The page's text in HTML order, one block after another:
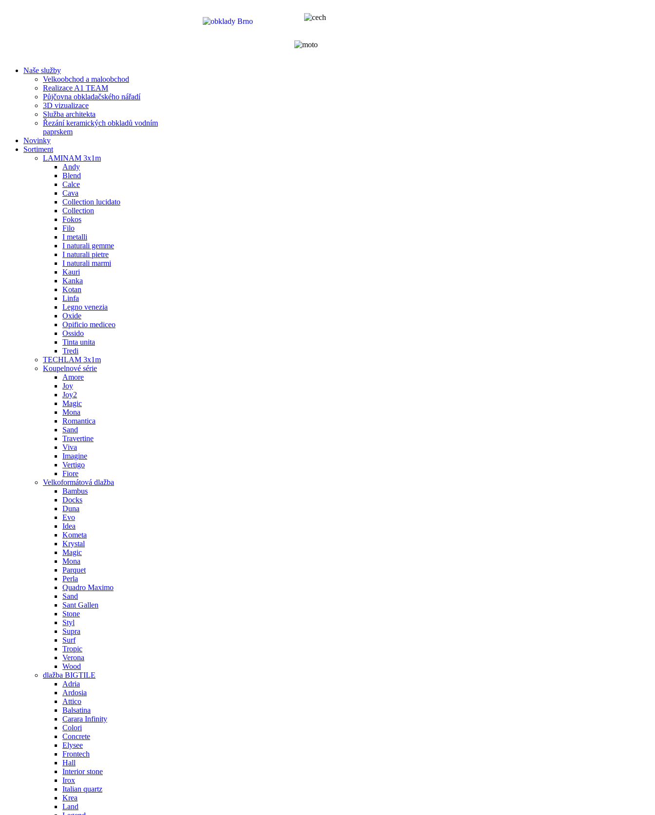
Naše služby
Velkoobchod a maloobchod
Realizace A1 TEAM
Půjčovna obkladačského nářadí
3D vizualizace
Služba architekta
Řezání keramických obkladů vodním
paprskem
Novinky
Sortiment
LAMINAM 3x1m
Andy
Blend
Calce
Cava
Collection lucidato
Collection
Fokos
Filo
I metalli
I naturali gemme
I naturali pietre
I naturali marmi
Kauri
Kanka
Kotan
Linfa
Legno venezia
Oxide
Opificio mediceo
Ossido
Tinta unita
Tredi
TECHLAM 3x1m
Koupelnové série
Amore
Joy
Joy2
Magic
Mona
Romantica
Sand
Travertine
Viva
Imagine
Vertigo
Fiore
Velkoformátová dlažba
Bambus
Docks
Duna
Evo
Idea
Kometa
Krystal
Magic
Mona
Parquet
Perla
Quadro Maximo
Sand
Sant Gallen
Stone
Styl
Supra
Surf
Tropic
Verona
Wood
dlažba BIGTILE
Adria
Ardosia
Attico
Balsatina
Carara Infinity
Colori
Concrete
Elysee
Frontech
Hall
Interior stone
Irox
Italian quartz
Krea
Land